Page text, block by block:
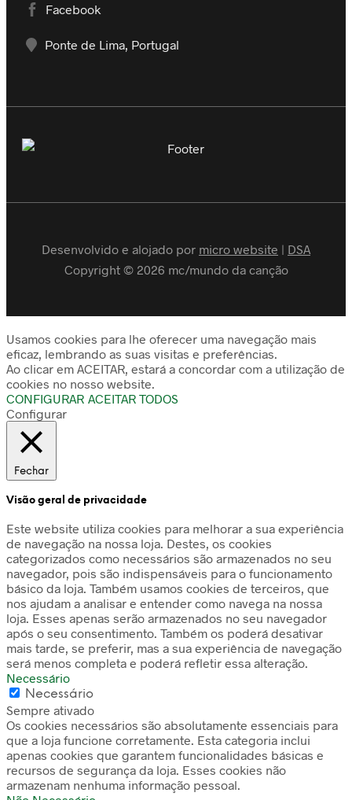
Facebook
Ponte de Lima, Portugal
Desenvolvido e alojado por micro website | DSA
Copyright © 2026 mc/mundo da canção
Usamos cookies para lhe oferecer uma navegação mais
eficaz, lembrando as suas visitas e preferências.
Ao clicar em ACEITAR, estará a concordar com a utilização de
cookies no nosso website.
CONFIGURAR ACEITAR TODOS
Configurar
Fechar
Visão geral de privacidade
Este website utiliza cookies para melhorar a sua experiência
de navegação na nossa loja. Destes, os cookies
categorizados como necessários são armazenados no seu
navegador, pois são indispensáveis para o funcionamento
básico da loja. Também usamos cookies de terceiros, que
nos ajudam a analisar e entender como navega na nossa
loja. Esses apenas serão armazenados no seu navegador
após o seu consentimento. Também os poderá desativar
mais tarde, se preferir, mas a sua experiência de navegação
será menos completa e poderá refletir essa alteração.
Necessário
Necessário
Sempre ativado
Os cookies necessários são absolutamente essenciais para
que a loja funcione corretamente. Esta categoria inclui
apenas cookies que garantem funcionalidades básicas e
recursos de segurança da loja. Esses cookies não
armazenam nenhuma informação pessoal.